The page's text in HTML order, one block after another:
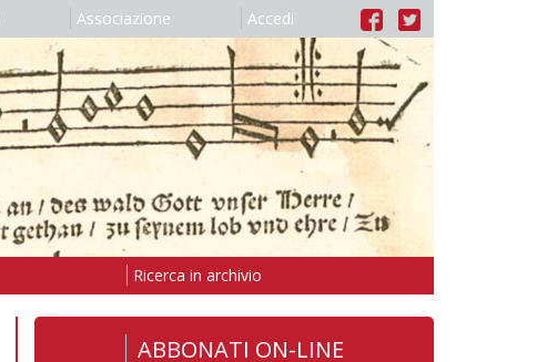
Associazione Accedi
Ricerca in archivio
ABBONATI ON-LINE